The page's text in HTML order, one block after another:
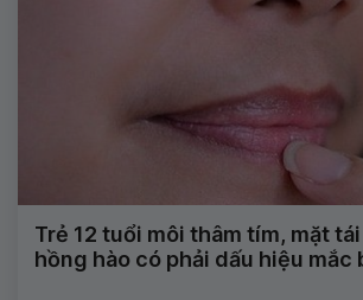
Trẻ 12 tuổi môi thâm tím, mặt
hồng hào có phải dấu hiệu mắc